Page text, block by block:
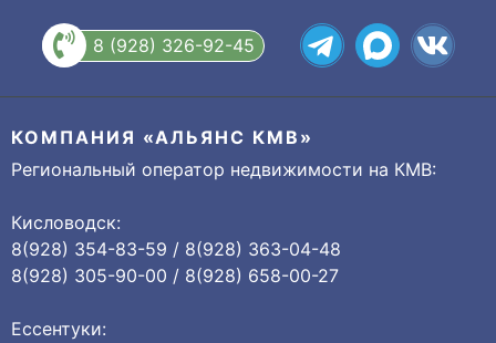
8 (928) 326-92-45
КОМПАНИЯ «АЛЬЯНС КМВ»
Региональный оператор недвижимости на КМВ:
Кисловодск:
8(928) 354-83-59 / 8(928) 363-04-48
8(928) 305-90-00 / 8(928) 658-00-27
Ессентуки: